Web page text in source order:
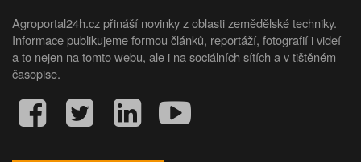
Agroportal24h.cz přináší novinky z oblasti zemědělské techniky.
Informace publikujeme formou článků, reportáží, fotografií i videí
a to nejen na tomto webu, ale i na sociálních sítích a v tištěném
časopise.